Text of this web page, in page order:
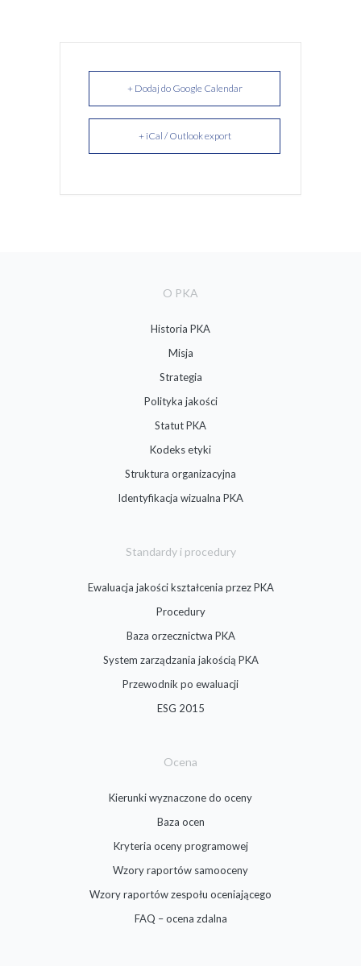
+ Dodaj do Google Calendar
+ iCal / Outlook export
O PKA
Historia PKA
Misja
Strategia
Polityka jakości
Statut PKA
Kodeks etyki
Struktura organizacyjna
Identyfikacja wizualna PKA
Standardy i procedury
Ewaluacja jakości kształcenia przez PKA
Procedury
Baza orzecznictwa PKA
System zarządzania jakością PKA
Przewodnik po ewaluacji
ESG 2015
Ocena
Kierunki wyznaczone do oceny
Baza ocen
Kryteria oceny programowej
Wzory raportów samooceny
Wzory raportów zespołu oceniającego
FAQ – ocena zdalna